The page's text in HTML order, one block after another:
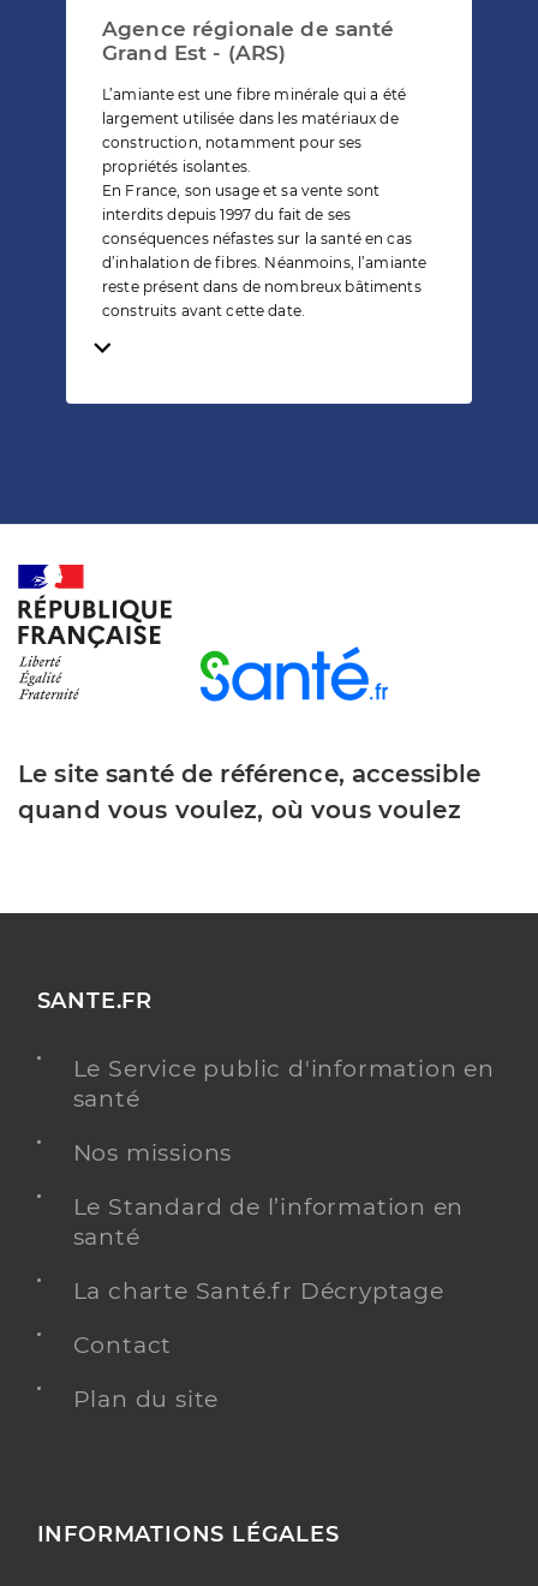
Agence régionale de santé
Grand Est - (ARS)
L’amiante est une fibre minérale qui a été
largement utilisée dans les matériaux de
construction, notamment pour ses
propriétés isolantes.
En France, son usage et sa vente sont
interdits depuis 1997 du fait de ses
conséquences néfastes sur la santé en cas
d’inhalation de fibres. Néanmoins, l’amiante
reste présent dans de nombreux bâtiments
construits avant cette date.
Temps de lecture
Le site santé de référence, accessible
quand vous voulez, où vous voulez
SANTE.FR
Le Service public d'information en
santé
Nos missions
Le Standard de l’information en
santé
La charte Santé.fr Décryptage
Contact
Plan du site
INFORMATIONS LÉGALES